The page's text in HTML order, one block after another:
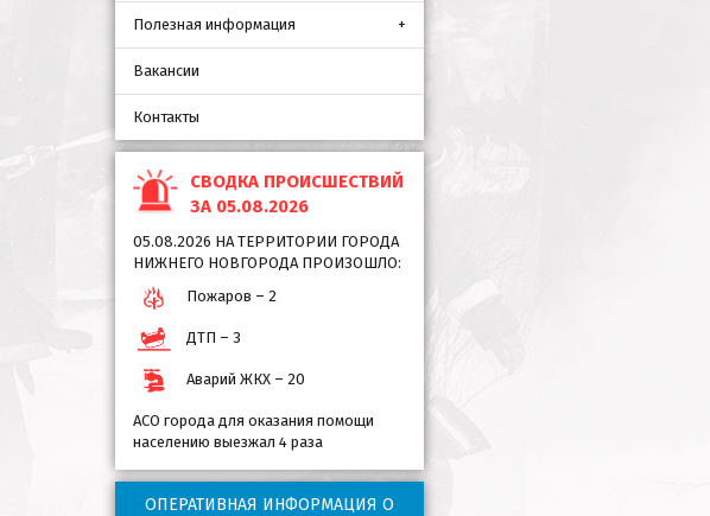
Полезная информация
Вакансии
Контакты
СВОДКА ПРОИСШЕСТВИЙ
ЗА 05.08.2026
05.08.2026 НА ТЕРРИТОРИИ ГОРОДА
НИЖНЕГО НОВГОРОДА ПРОИЗОШЛО:
Пожаров – 2
ДТП – 3
Аварий ЖКХ – 20
АСО города для оказания помощи
населению выезжал 4 раза
ОПЕРАТИВНАЯ ИНФОРМАЦИЯ О